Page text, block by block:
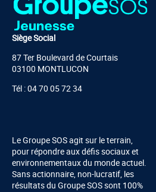
Siège Social
87 Ter Boulevard de Courtais
03100 MONTLUCON
Tél : 04 70 05 72 34
Le Groupe SOS agit sur le terrain,
pour répondre aux défis sociaux et
environnementaux du monde actuel.
Sans actionnaire, non-lucratif, les
résultats du Groupe SOS sont 100%